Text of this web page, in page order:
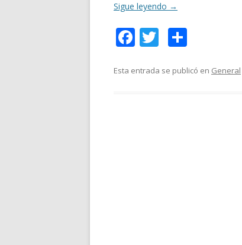
Sigue leyendo →
F
e
T
itt m
Esta entrada se publicó en General